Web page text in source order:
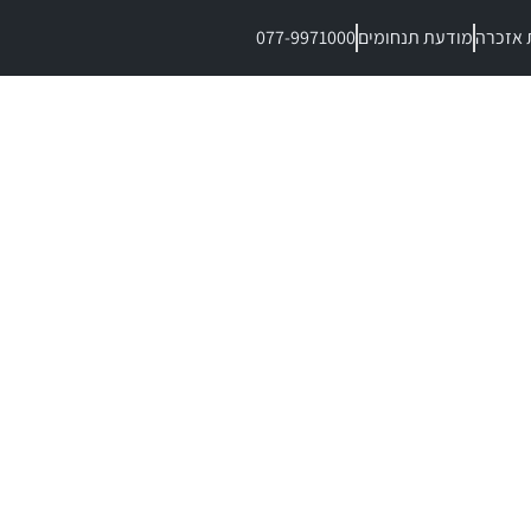
אזכרהמודעת תנחומים077-9971000